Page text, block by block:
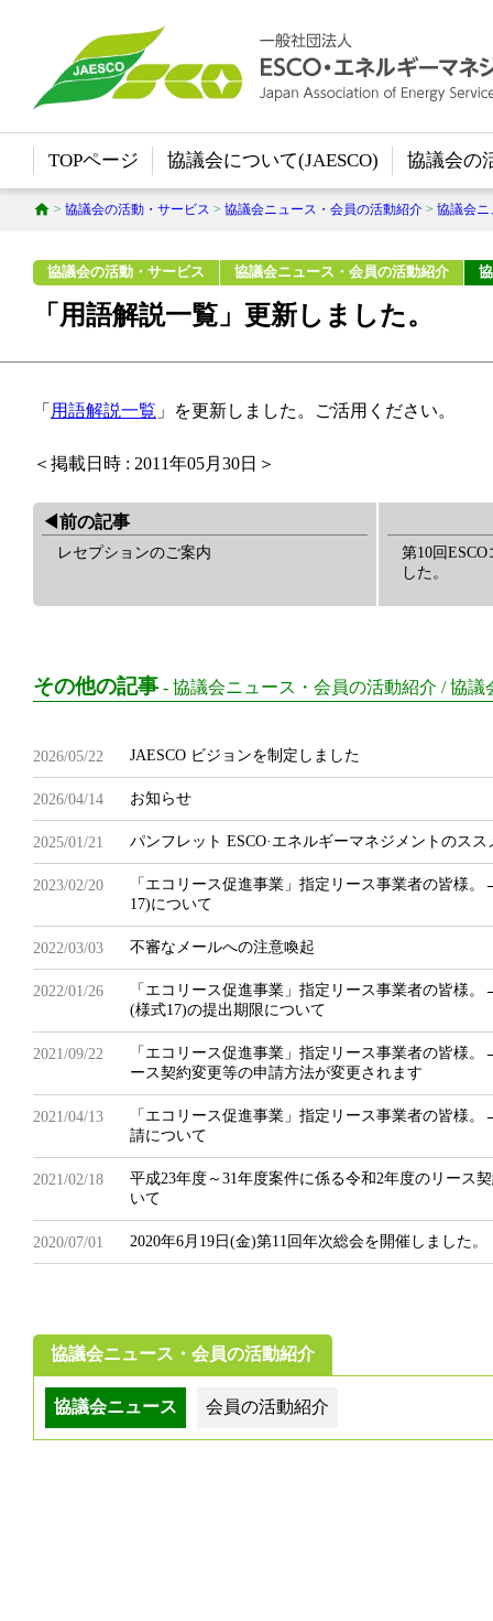
TOPページ 協議会について(JAESCO) 協議会の
> 協議会の活動・サービス > 協議会ニュース・会員の活動紹介 > 協議会ニ
協議会の活動・サービス 協議会ニュース・会員の活動紹介
「用語解説一覧」更新しました。
「 用語解説一覧 」を更新しました。ご活用ください。
＜掲載日時 : 2011年05月30日＞
◀︎前の記事
レセプションのご案内
第10回
した。
その他の記事 - 協議会ニュース・会員の活動紹介 /協議
2026/05/22 JAESCO ビジョンを制定しました
2026/04/14 お知らせ
2025/01/21 パンフレット ESCO·エネルギーマネジメントのスス
2023/02/20
「エコリース促進事業」指定リース事業者の皆様
17)について
2022/03/03 不審なメールへの注意喚起
2022/01/26
「エコリース促進事業」指定リース事業者の皆様
(様式17)の提出期限について
2021/09/22
「エコリース促進事業」指定リース事業者の皆様
ース契約変更等の申請方法が変更されます
2021/04/13
「エコリース促進事業」指定リース事業者の皆様
請について
2021/02/18
平成23年度～31年度案件に係る令和2年度のリース
いて
2020/07/01 2020年6月19日(金)第11回年次総会を開催しました。
協議会ニュース・会員の活動紹介
協議会ニュース 会員の活動紹介